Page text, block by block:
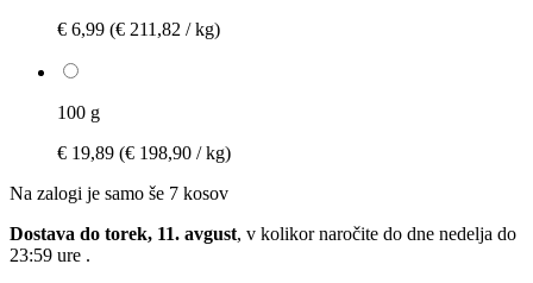
€ 6,99 (€ 211,82 / kg)
100 g
€ 19,89 (€ 198,90 / kg)
Na zalogi je samo še 7 kosov
Dostava do torek, 11. avgust, v kolikor naročite do dne nedelja do
23:59 ure .